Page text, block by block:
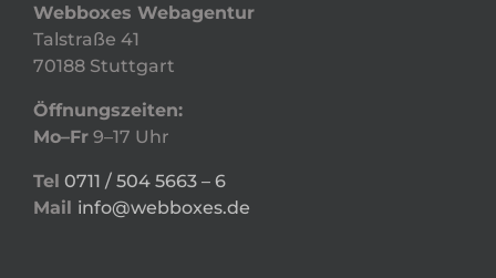
Webboxes Webagentur
Talstraße 41
70188 Stuttgart
Öffnungszeiten:
Mo–Fr 9–17 Uhr
Tel 0711 / 504 5663 – 6
Mail info@webboxes.de